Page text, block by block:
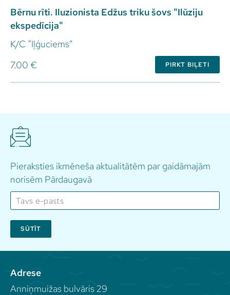
Bērnu rīti. Iluzionista Edžus triku šovs "Ilūziju
ekspedīcija"
K/C “Iļģuciems”
7.00 €
PIRKT BIĻETI
Pieraksties ikmēneša aktualitātēm par gaidāmajām
norisēm Pārdaugavā
SŪTĪT
Adrese
Anniņmuižas bulvāris 29